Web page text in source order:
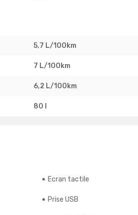
5,7 L/100km
7 L/100km
6,2 L/100km
80 l
Ecran tactile
Prise USB